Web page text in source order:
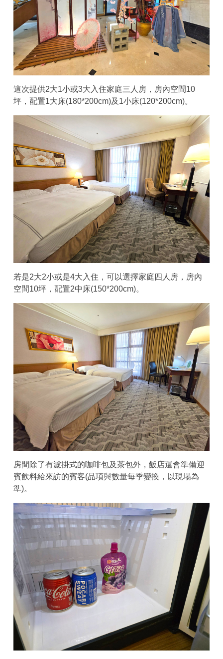
這次提供2大1小或3大入住家庭三人房，房內空間10
坪，配置1大床(180*200cm)及1小床(120*200cm)。
若是2大2小或是4大入住，可以選擇家庭四人房，房內
空間10坪，配置2中床(150*200cm)。
房間除了有濾掛式的咖啡包及茶包外，飯店還會準備迎
賓飲料給來訪的賓客(品項與數量每季變換，以現場為
準)。